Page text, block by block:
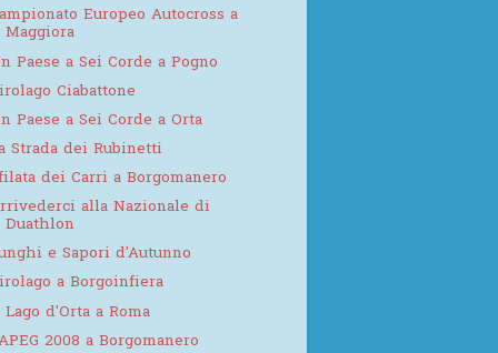
Europeo Autocross a
Maggiora
Paese a Sei Corde a Pogno
Ciabattone
Paese a Sei Corde a Orta
Strada dei Rubinetti
dei Carri a Borgomanero
alla Nazionale di
Duathlon
e Sapori d'Autunno
a Borgoinfiera
d'Orta a Roma
2008 a Borgomanero